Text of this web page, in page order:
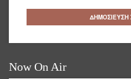
Now On Air